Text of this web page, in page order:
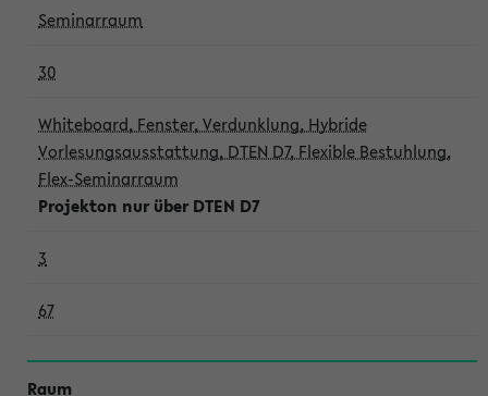
Seminarraum
30
Whiteboard, Fenster, Verdunklung, Hybride
Vorlesungsausstattung, DTEN D7, Flexible Bestuhlung,
Flex-Seminarraum
Projekton nur über DTEN D7
3
67